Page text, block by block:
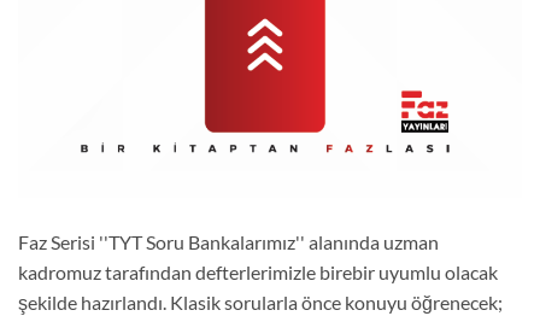
Faz Serisi ''TYT Soru Bankalarımız'' alanında uzman
kadromuz tarafından defterlerimizle birebir uyumlu olacak
şekilde hazırlandı. Klasik sorularla önce konuyu öğrenecek;